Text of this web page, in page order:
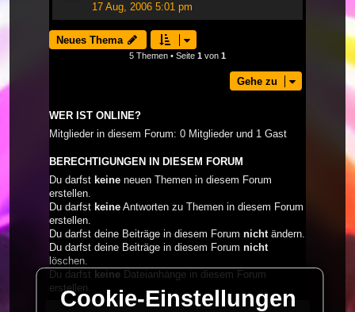
17 Aug, 2006 5:01 pm
Neues Thema
5 Themen • Seite 1 von 1
Gehe zu
WER IST ONLINE?
Mitglieder in diesem Forum: 0 Mitglieder und 1 Gast
BERECHTIGUNGEN IN DIESEM FORUM
Du darfst keine neuen Themen in diesem Forum
erstellen.
Du darfst keine Antworten zu Themen in diesem Forum
erstellen.
Du darfst deine Beiträge in diesem Forum nichtändern.
Du darfst deine Beiträge in diesem Forum nicht
löschen.
Du darfst keine Dateianhänge in diesem Forum
erstellen.
Cookie-Einstellungen